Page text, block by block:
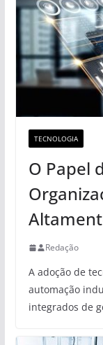
TECNOLOGIA
O Papel
Redação
A adoção de
automação
integrados de